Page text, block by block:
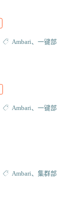
Ambari
一键部
Ambari
一键部
Ambari
集群部